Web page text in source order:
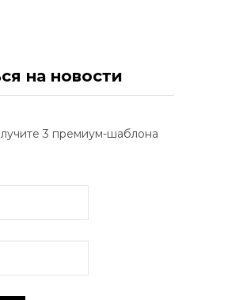
на новости
3 премиум-шаблона